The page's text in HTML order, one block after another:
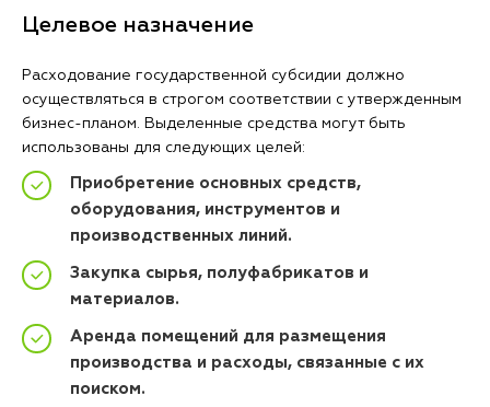
Целевое назначение
Расходование государственной субсидии должно
осуществляться в строгом соответствии с утвержденным
бизнес-планом. Выделенные средства могут быть
использованы для следующих целей:
Приобретение основных средств,
оборудования, инструментов и
производственных линий.
Закупка сырья, полуфабрикатов и
материалов.
Аренда помещений для размещения
производства и расходы, связанные с их
поиском.